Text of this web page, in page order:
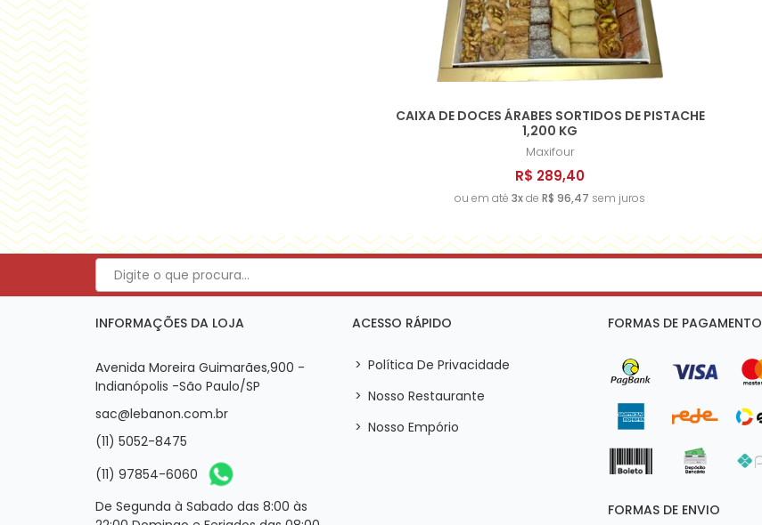
CAIXA DE DOCES ÁRABES SORTIDOS DE PISTACHE
1,200 KG
Maxifour
R$ 289,40
ou em até 3xde R$ 96,47 sem juros
INFORMAÇÕES DA LOJA
Avenida Moreira Guimarães,900 -
Indianópolis -São Paulo/SP
sac@lebanon.com.br
(11) 5052-8475
(11) 97854-6060
De Segunda à Sabado das 8:00 às
ACESSO RÁPIDO
> Política De Privacidade
> Nosso Restaurante
> Nosso Empório
FORMAS DE PAGAMENTO
FORMAS DE ENVIO